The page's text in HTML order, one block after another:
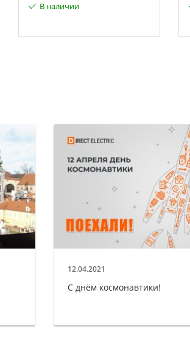
В наличии
12.04.2021
С днём космонавтики!